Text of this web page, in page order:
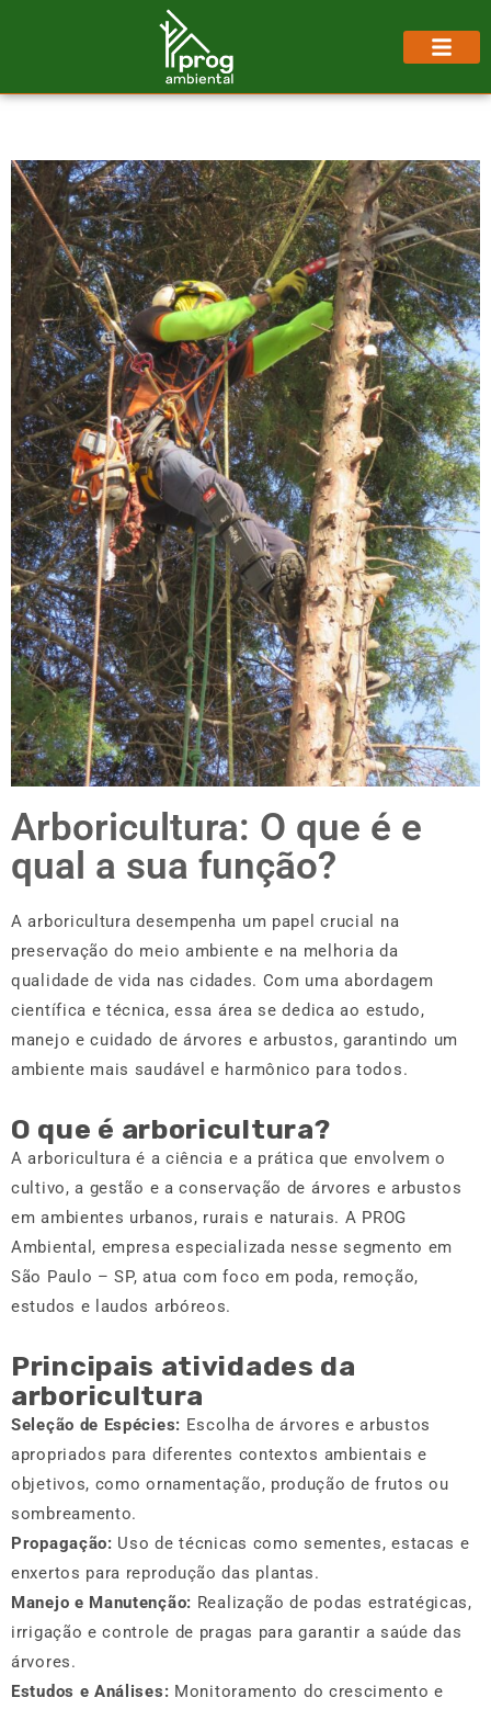
Arboricultura: O que é e
qual a sua função?
A arboricultura desempenha um papel crucial na
preservação do meio ambiente e na melhoria da
qualidade de vida nas cidades. Com uma abordagem
científica e técnica, essa área se dedica ao estudo,
manejo e cuidado de árvores e arbustos, garantindo um
ambiente mais saudável e harmônico para todos.
O que é arboricultura?
A arboricultura é a ciência e a prática que envolvem o
cultivo, a gestão e a conservação de árvores e arbustos
em ambientes urbanos, rurais e naturais. A PROG
Ambiental, empresa especializada nesse segmento em
São Paulo – SP, atua com foco em poda, remoção,
estudos e laudos arbóreos.
Principais atividades da
arboricultura
Seleção de Espécies: Escolha de árvores e arbustos
apropriados para diferentes contextos ambientais e
objetivos, como ornamentação, produção de frutos ou
sombreamento.
Propagação: Uso de técnicas como sementes, estacas e
enxertos para reprodução das plantas.
Manejo e Manutenção: Realização de podas estratégicas,
irrigação e controle de pragas para garantir a saúde das
árvores.
Estudos e Análises: Monitoramento do crescimento e